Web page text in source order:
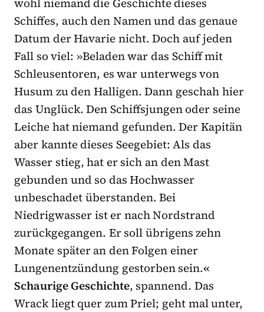
wohl niemand die Geschichte dieses
Schiffes, auch den Namen und das genaue
Datum der Havarie nicht. Doch auf jeden
Fall so viel: »Beladen war das Schiff mit
Schleusentoren, es war unterwegs von
Husum zu den Halligen. Dann geschah hier
das Unglück. Den Schiffsjungen oder seine
Leiche hat niemand gefunden. Der Kapitän
aber kannte dieses Seegebiet: Als das
Wasser stieg, hat er sich an den Mast
gebunden und so das Hochwasser
unbeschadet überstanden. Bei
Niedrigwasser ist er nach Nordstrand
zurückgegangen. Er soll übrigens zehn
Monate später an den Folgen einer
Lungenentzündung gestorben sein.«
Schaurige Geschichte, spannend. Das
Wrack liegt quer zum Priel; geht mal unter,